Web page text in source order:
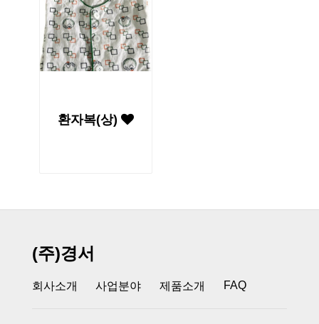
환자복(상)
(주)경서
회사소개 사업분야 제품소개 FAQ